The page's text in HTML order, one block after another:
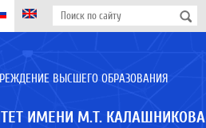
ВЫСШЕГО ОБРАЗОВАНИЯ
ИМЕНИ М.Т. КАЛАШНИКОВА